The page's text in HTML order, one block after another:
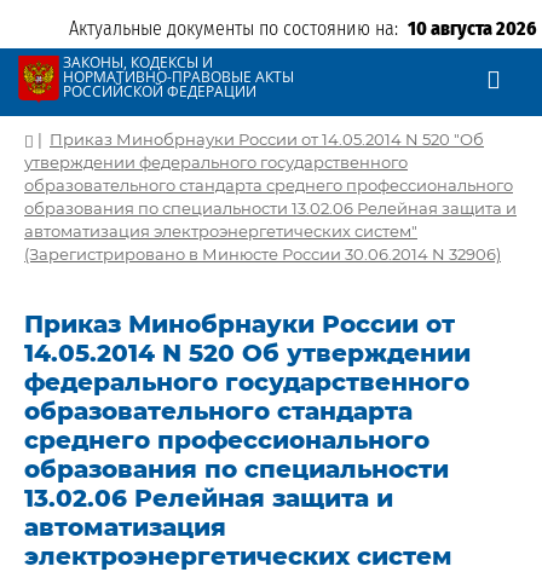
Актуальные документы по состоянию на: 10 августа 2026
ЗАКОНЫ, КОДЕКСЫ И
НОРМАТИВНО-ПРАВОВЫЕ АКТЫ
РОССИЙСКОЙ ФЕДЕРАЦИИ
| Приказ Минобрнауки России от 14.05.2014 N 520 "Об
утверждении федерального государственного
образовательного стандарта среднего профессионального
образования по специальности 13.02.06 Релейная защита и
автоматизация электроэнергетических систем"
(Зарегистрировано в Минюсте России 30.06.2014 N 32906)
Приказ Минобрнауки России от
14.05.2014 N 520 Об утверждении
федерального государственного
образовательного стандарта
среднего профессионального
образования по специальности
13.02.06 Релейная защита и
автоматизация
электроэнергетических систем